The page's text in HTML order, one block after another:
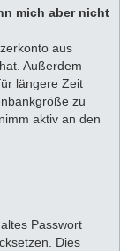
mich aber nicht
aus
Außerdem
längere Zeit
zu
aktiv an den
Passwort
Dies